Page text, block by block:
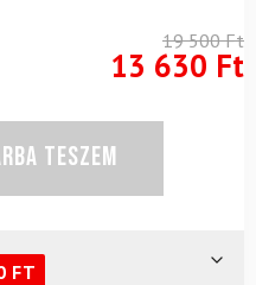
19 500Ft
13 630 Ft
TESZEM
FT